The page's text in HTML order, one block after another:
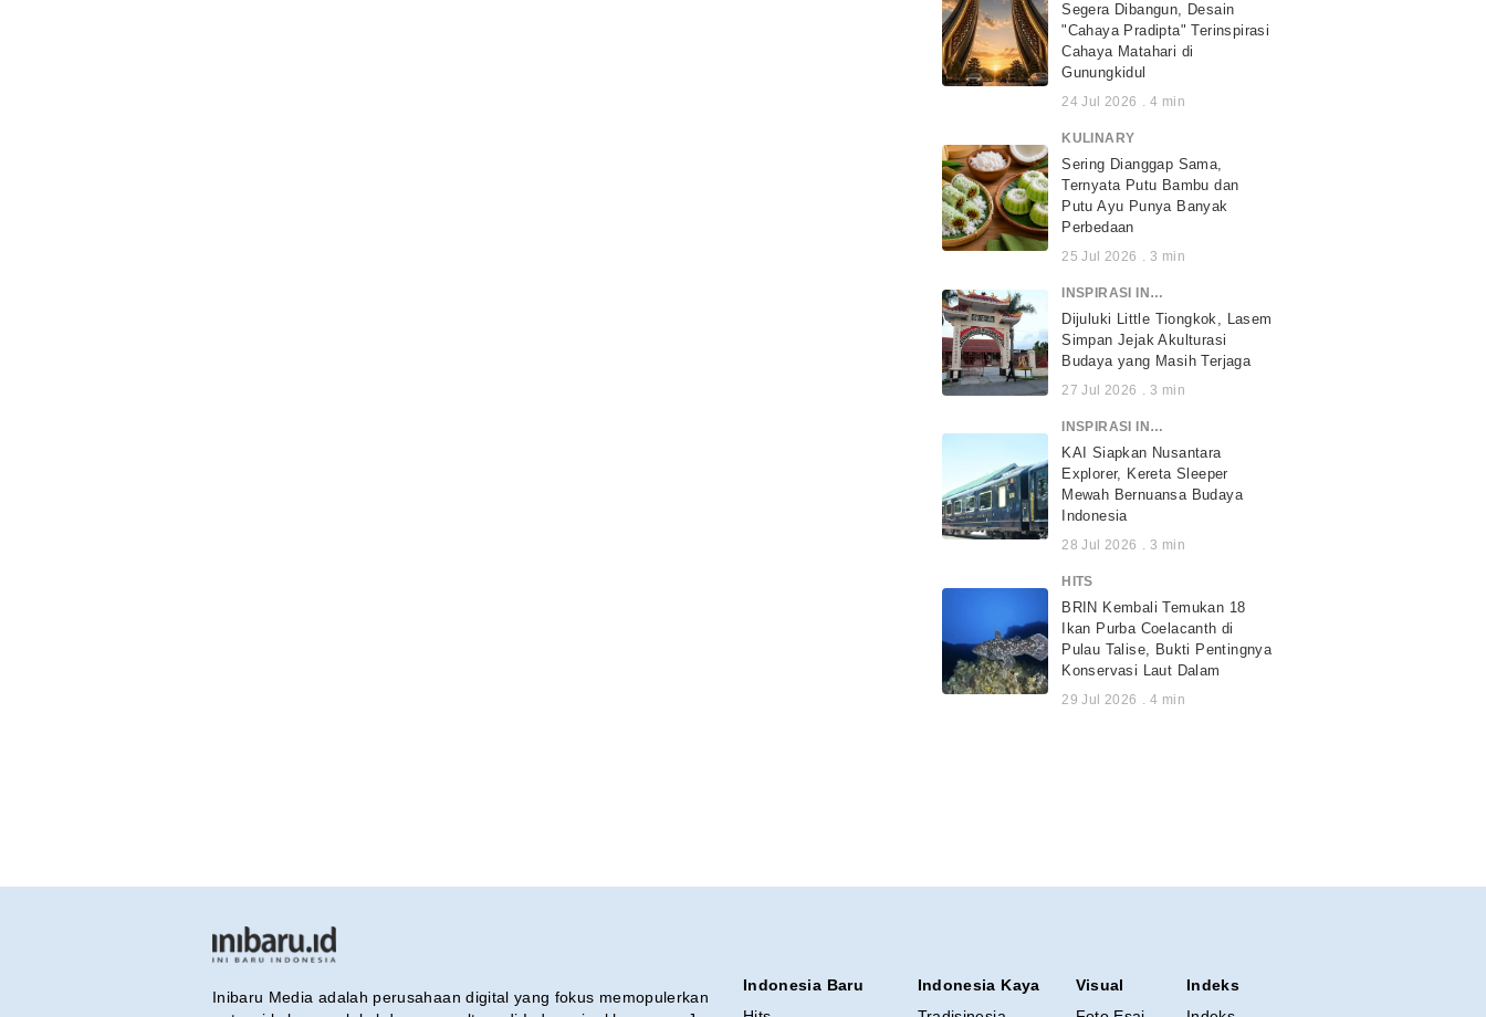
Segera Dibangun, Desain
"Cahaya Pradipta" Terinspirasi
Cahaya Matahari di
Gunungkidul
24 Jul 2026 . 4 min
KULINARY
Sering Dianggap Sama,
Ternyata Putu Bambu dan
Putu Ayu Punya Banyak
Perbedaan
25 Jul 2026 . 3 min
INSPIRASI INDONESIA
Dijuluki Little Tiongkok, Lasem
Simpan Jejak Akulturasi
Budaya yang Masih Terjaga
27 Jul 2026 . 3 min
INSPIRASI INDONESIA
KAI Siapkan Nusantara
Explorer, Kereta Sleeper
Mewah Bernuansa Budaya
Indonesia
28 Jul 2026 . 3 min
HITS
BRIN Kembali Temukan 18
Ikan Purba Coelacanth di
Pulau Talise, Bukti Pentingnya
Konservasi Laut Dalam
29 Jul 2026 . 4 min
Inibaru Media adalah perusahaan digital yang fokus memopulerkan
Indonesia Baru
Indonesia Kaya
Visual
Indeks